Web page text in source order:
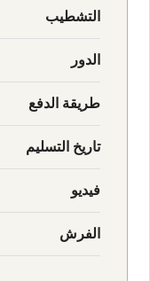
التشطيب
الدور
طريقة الدفع
تاريخ التسليم
فيديو
الفرش